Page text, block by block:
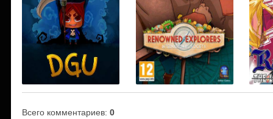
Всего комментариев: 0